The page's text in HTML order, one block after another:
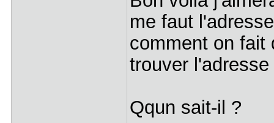
me faut
comment on fait
trouver
Qqun sait-il ?